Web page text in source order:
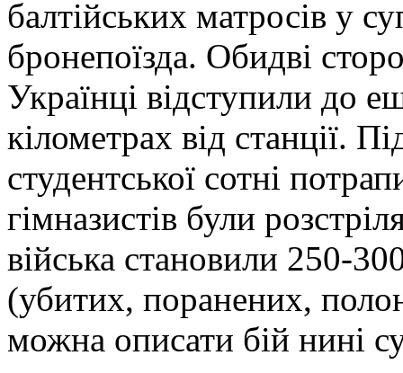
балтійських матросів у
бронепоїзда. Обидві
Українці відступили до
кілометрах від станції.
студентської сотні
гімназистів були
війська становили 250-
(убитих, поранених,
можна описати бій нині